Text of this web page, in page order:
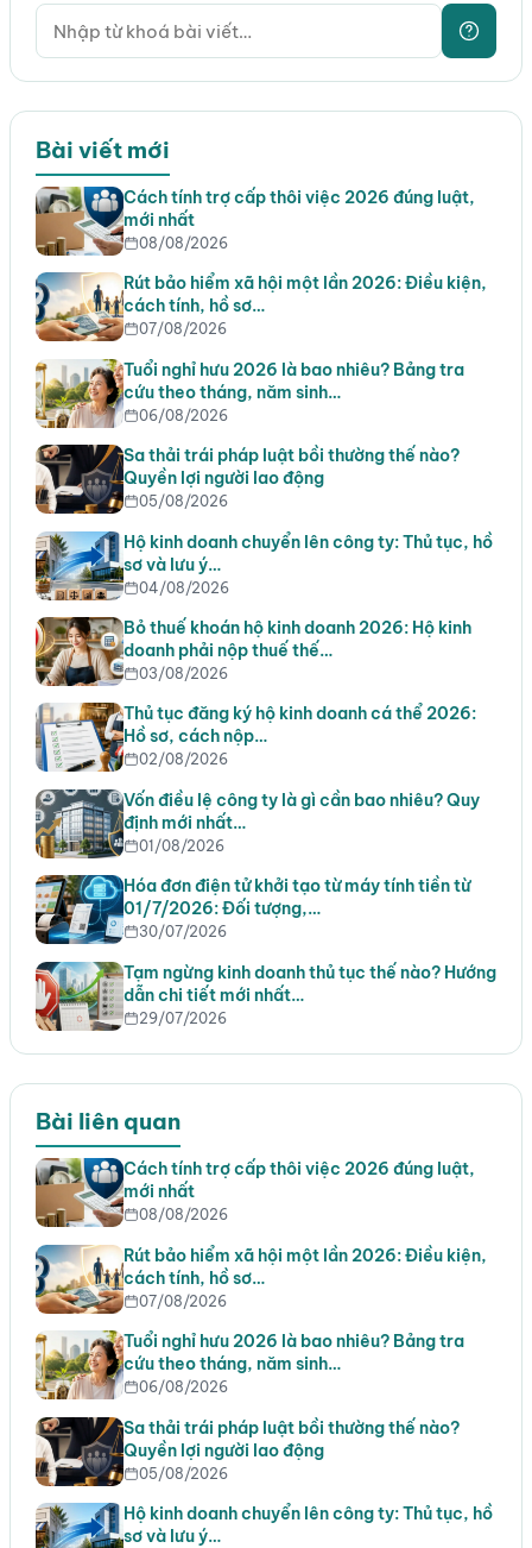
Bài viết mới
Cách tính trợ cấp thôi việc 2026 đúng luật,
mới nhất
08/08/2026
Rút bảo hiểm xã hội một lần 2026: Điều kiện,
cách tính, hồ sơ…
07/08/2026
Tuổi nghỉ hưu 2026 là bao nhiêu? Bảng tra
cứu theo tháng, năm sinh…
06/08/2026
Sa thải trái pháp luật bồi thường thế nào?
Quyền lợi người lao động
05/08/2026
Hộ kinh doanh chuyển lên công ty: Thủ tục, hồ
sơ và lưu ý…
04/08/2026
Bỏ thuế khoán hộ kinh doanh 2026: Hộ kinh
doanh phải nộp thuế thế…
03/08/2026
Thủ tục đăng ký hộ kinh doanh cá thể 2026:
Hồ sơ, cách nộp…
02/08/2026
Vốn điều lệ công ty là gì cần bao nhiêu? Quy
định mới nhất…
01/08/2026
Hóa đơn điện tử khởi tạo từ máy tính tiền từ
01/7/2026: Đối tượng,…
30/07/2026
Tạm ngừng kinh doanh thủ tục thế nào? Hướng
dẫn chi tiết mới nhất…
29/07/2026
Bài liên quan
Cách tính trợ cấp thôi việc 2026 đúng luật,
mới nhất
08/08/2026
Rút bảo hiểm xã hội một lần 2026: Điều kiện,
cách tính, hồ sơ…
07/08/2026
Tuổi nghỉ hưu 2026 là bao nhiêu? Bảng tra
cứu theo tháng, năm sinh…
06/08/2026
Sa thải trái pháp luật bồi thường thế nào?
Quyền lợi người lao động
05/08/2026
Hộ kinh doanh chuyển lên công ty: Thủ tục, hồ
sơ và lưu ý…